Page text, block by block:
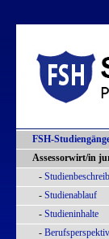
FSH-
Assessorwirt/in
-
- Studienablauf
- Studieninhalte
-